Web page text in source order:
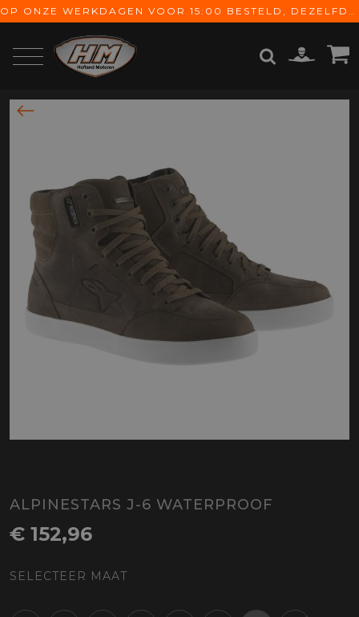
OP ONZE WERKDAGEN VOOR 15:00 BESTELD, DEZELFDE DAG VERZONDEN! GRATIS VERZENDING VANAF € 65,-
ALPINESTARS J-6 WATERPROOF
€ 152,96
SELECTEER MAAT